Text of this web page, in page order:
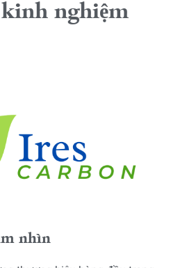
nghiệm
nhìn